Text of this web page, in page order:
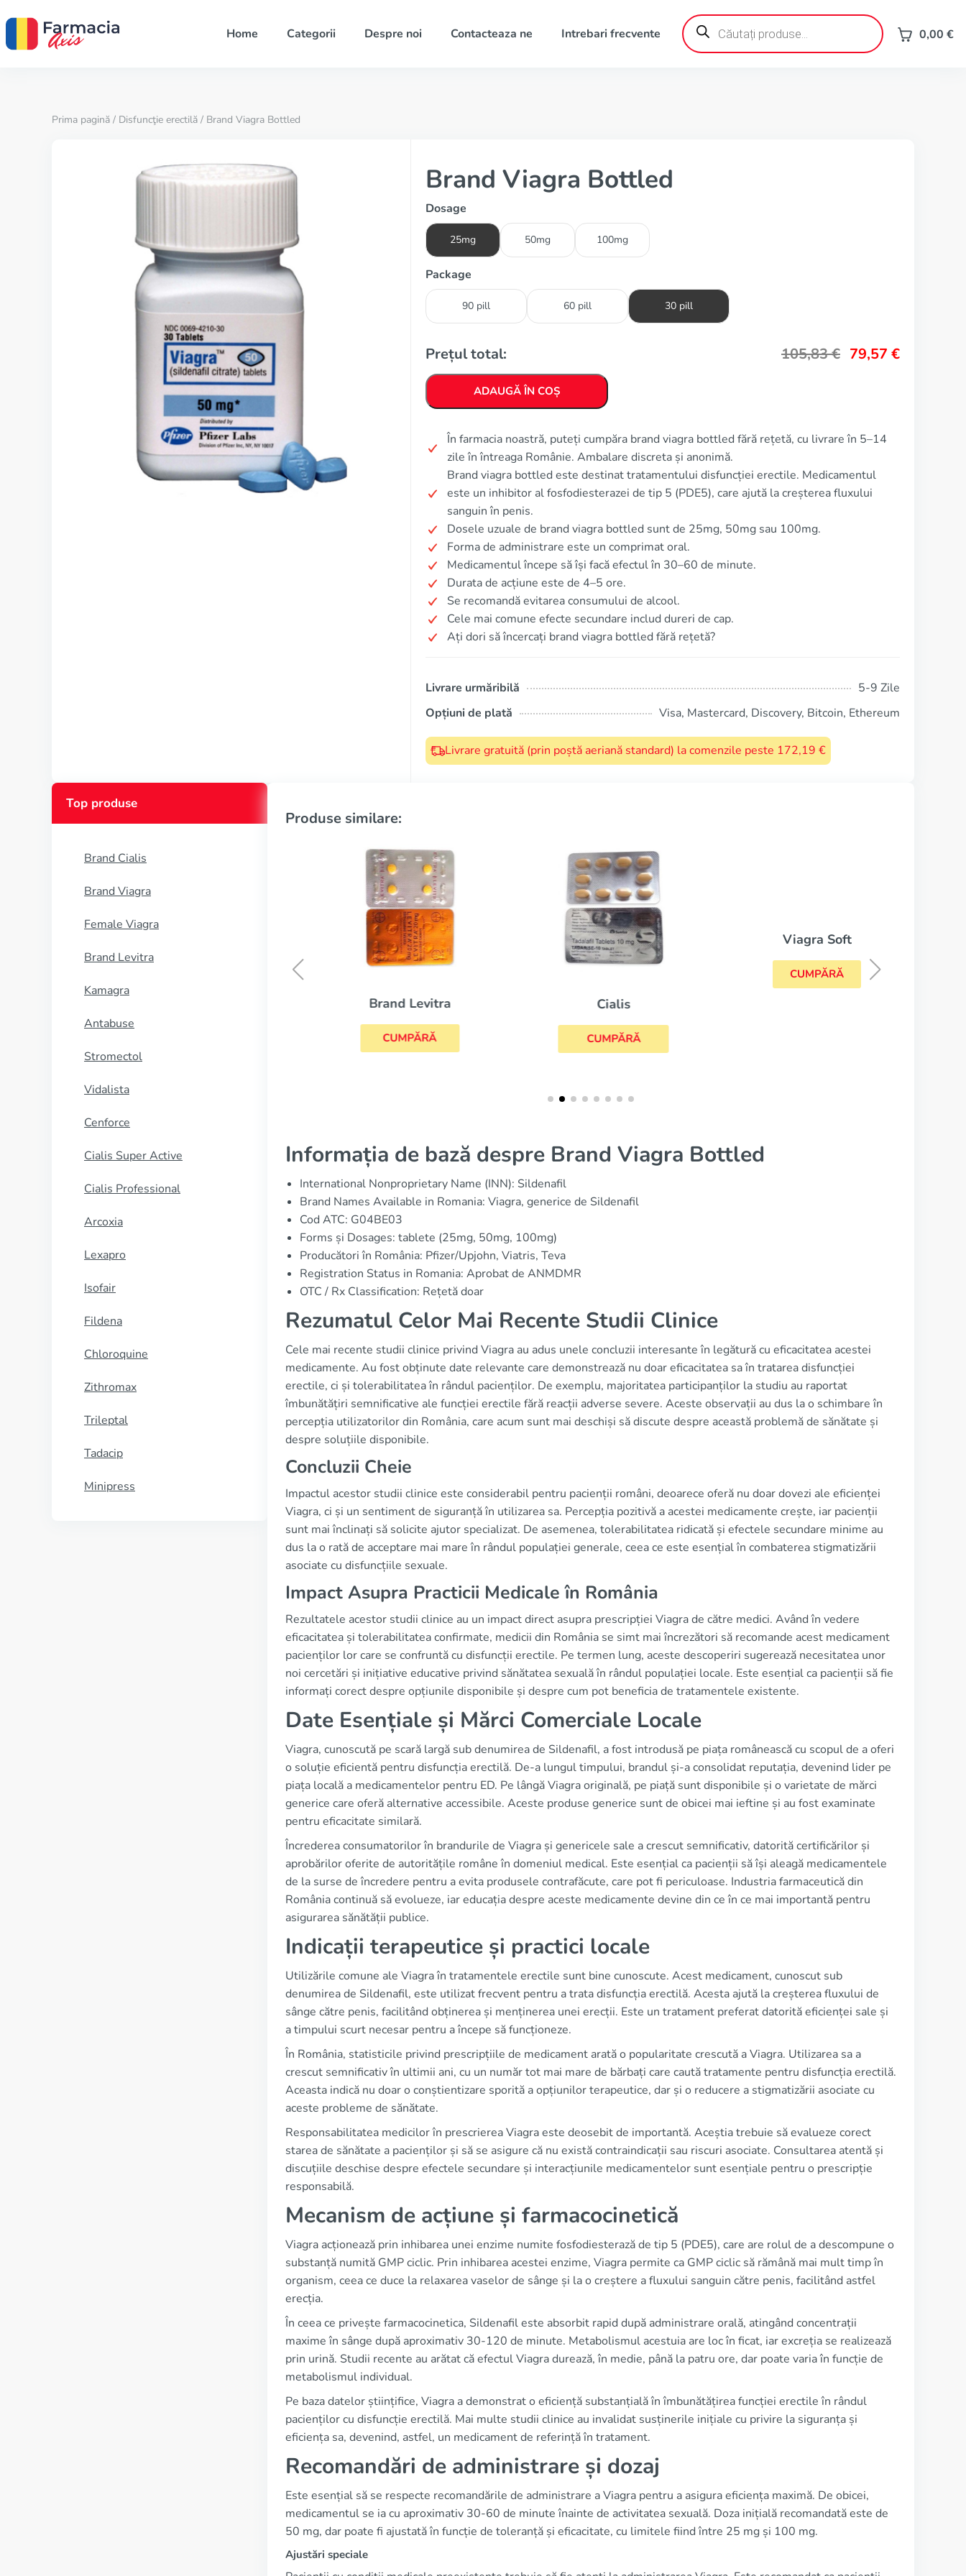
Home Categorii Despre noi Contacteaza ne Intrebari frecvente
Products
search 0,00 €
Prima pagină / Disfuncţie erectilă / Brand Viagra Bottled
Brand Viagra Bottled
Dosage
25mg 50mg 100mg
Package
90 pill 60 pill 30 pill
Prețul total: 105,83€ 79,57 €
ADAUGĂ ÎN COȘ
În farmacia noastră, puteți cumpăra brand viagra bottled fără rețetă, cu livrare în 5–14
zile în întreaga Românie. Ambalare discreta și anonimă.
Brand viagra bottled este destinat tratamentului disfuncției erectile. Medicamentul
este un inhibitor al fosfodiesterazei de tip 5 (PDE5), care ajută la creșterea fluxului
sanguin în penis.
Dosele uzuale de brand viagra bottled sunt de 25mg, 50mg sau 100mg.
Forma de administrare este un comprimat oral.
Medicamentul începe să își facă efectul în 30–60 de minute.
Durata de acțiune este de 4–5 ore.
Se recomandă evitarea consumului de alcool.
Cele mai comune efecte secundare includ dureri de cap.
Ați dori să încercați brand viagra bottled fără rețetă?
Livrare urmăribilă
5-9 Zile
Opțiuni de plată
Visa, Mastercard, Discovery, Bitcoin, Ethereum
Livrare gratuită (prin poștă aeriană standard) la comenzile peste 172,19 €
Top produse
Brand Cialis
Brand Viagra
Female Viagra
Brand Levitra
Kamagra
Antabuse
Stromectol
Vidalista
Cenforce
Cialis Super Active
Cialis Professional
Arcoxia
Lexapro
Isofair
Fildena
Chloroquine
Zithromax
Trileptal
Tadacip
Minipress
Produse similare:
Brand Levitra
CUMPĂRĂ
Cialis
CUMPĂRĂ
Informația de bază despre Brand Viagra Bottled
International Nonproprietary Name (INN): Sildenafil
Brand Names Available in Romania: Viagra, generice de Sildenafil
Cod ATC: G04BE03
Forms și Dosages: tablete (25mg, 50mg, 100mg)
Producători în România: Pfizer/Upjohn, Viatris, Teva
Registration Status in Romania: Aprobat de ANMDMR
OTC / Rx Classification: Rețetă doar
Rezumatul Celor Mai Recente Studii Clinice
Cele mai recente studii clinice privind Viagra au adus unele concluzii interesante în legătură cu eficacitatea acestei
medicamente. Au fost obținute date relevante care demonstrează nu doar eficacitatea sa în tratarea disfuncției
erectile, ci și tolerabilitatea în rândul pacienților. De exemplu, majoritatea participanților la studiu au raportat
îmbunătățiri semnificative ale funcției erectile fără reacții adverse severe. Aceste observații au dus la o schimbare în
percepția utilizatorilor din România, care acum sunt mai deschiși să discute despre această problemă de sănătate și
despre soluțiile disponibile.
Concluzii Cheie
Impactul acestor studii clinice este considerabil pentru pacienții români, deoarece oferă nu doar dovezi ale eficienței
Viagra, ci și un sentiment de siguranță în utilizarea sa. Percepția pozitivă a acestei medicamente crește, iar pacienții
sunt mai înclinați să solicite ajutor specializat. De asemenea, tolerabilitatea ridicată și efectele secundare minime au
dus la o rată de acceptare mai mare în rândul populației generale, ceea ce este esențial în combaterea stigmatizării
asociate cu disfuncțiile sexuale.
Impact Asupra Practicii Medicale în România
Rezultatele acestor studii clinice au un impact direct asupra prescripției Viagra de către medici. Având în vedere
eficacitatea și tolerabilitatea confirmate, medicii din România se simt mai încrezători să recomande acest medicament
pacienților lor care se confruntă cu disfuncții erectile. Pe termen lung, aceste descoperiri sugerează necesitatea unor
noi cercetări și inițiative educative privind sănătatea sexuală în rândul populației locale. Este esențial ca pacienții să fie
informați corect despre opțiunile disponibile și despre cum pot beneficia de tratamentele existente.
Date Esențiale și Mărci Comerciale Locale
Viagra, cunoscută pe scară largă sub denumirea de Sildenafil, a fost introdusă pe piața românească cu scopul de a oferi
o soluție eficientă pentru disfuncția erectilă. De-a lungul timpului, brandul și-a consolidat reputația, devenind lider pe
piața locală a medicamentelor pentru ED. Pe lângă Viagra originală, pe piață sunt disponibile și o varietate de mărci
generice care oferă alternative accessibile. Aceste produse generice sunt de obicei mai ieftine și au fost examinate
pentru eficacitate similară.
Încrederea consumatorilor în brandurile de Viagra și genericele sale a crescut semnificativ, datorită certificărilor și
aprobărilor oferite de autoritățile române în domeniul medical. Este esențial ca pacienții să își aleagă medicamentele
de la surse de încredere pentru a evita produsele contrafăcute, care pot fi periculoase. Industria farmaceutică din
România continuă să evolueze, iar educația despre aceste medicamente devine din ce în ce mai importantă pentru
asigurarea sănătății publice.
Indicații terapeutice și practici locale
Utilizările comune ale Viagra în tratamentele erectile sunt bine cunoscute. Acest medicament, cunoscut sub
denumirea de Sildenafil, este utilizat frecvent pentru a trata disfuncția erectilă. Acesta ajută la creșterea fluxului de
sânge către penis, facilitând obținerea și menținerea unei erecții. Este un tratament preferat datorită eficienței sale și
a timpului scurt necesar pentru a începe să funcționeze.
În România, statisticile privind prescripțiile de medicament arată o popularitate crescută a Viagra. Utilizarea sa a
crescut semnificativ în ultimii ani, cu un număr tot mai mare de bărbați care caută tratamente pentru disfuncția erectilă.
Aceasta indică nu doar o conștientizare sporită a opțiunilor terapeutice, dar și o reducere a stigmatizării asociate cu
aceste probleme de sănătate.
Responsabilitatea medicilor în prescrierea Viagra este deosebit de importantă. Aceștia trebuie să evalueze corect
starea de sănătate a pacienților și să se asigure că nu există contraindicații sau riscuri asociate. Consultarea atentă și
discuțiile deschise despre efectele secundare și interacțiunile medicamentelor sunt esențiale pentru o prescripție
responsabilă.
Mecanism de acțiune și farmacocinetică
Viagra acționează prin inhibarea unei enzime numite fosfodiesterază de tip 5 (PDE5), care are rolul de a descompune o
substanță numită GMP ciclic. Prin inhibarea acestei enzime, Viagra permite ca GMP ciclic să rămână mai mult timp în
organism, ceea ce duce la relaxarea vaselor de sânge și la o creștere a fluxului sanguin către penis, facilitând astfel
erecția.
În ceea ce privește farmacocinetica, Sildenafil este absorbit rapid după administrare orală, atingând concentrații
maxime în sânge după aproximativ 30-120 de minute. Metabolismul acestuia are loc în ficat, iar excreția se realizează
prin urină. Studii recente au arătat că efectul Viagra durează, în medie, până la patru ore, dar poate varia în funcție de
metabolismul individual.
Pe baza datelor științifice, Viagra a demonstrat o eficiență substanțială în îmbunătățirea funcției erectile în rândul
pacienților cu disfuncție erectilă. Mai multe studii clinice au invalidat susținerile inițiale cu privire la siguranța și
eficiența sa, devenind, astfel, un medicament de referință în tratament.
Recomandări de administrare și dozaj
Este esențial să se respecte recomandările de administrare a Viagra pentru a asigura eficiența maximă. De obicei,
medicamentul se ia cu aproximativ 30-60 de minute înainte de activitatea sexuală. Doza inițială recomandată este de
50 mg, dar poate fi ajustată în funcție de toleranță și eficacitate, cu limitele fiind între 25 mg și 100 mg.
Ajustări speciale